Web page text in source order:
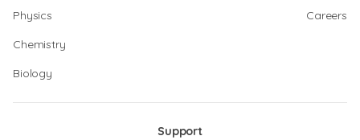
Physics
Chemistry
Biology
Careers
Support